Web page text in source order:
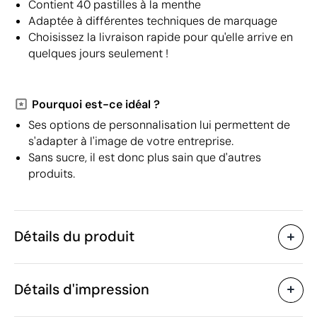
Contient 40 pastilles à la menthe
Adaptée à différentes techniques de marquage
Choisissez la livraison rapide pour qu'elle arrive en
quelques jours seulement !
Pourquoi est-ce idéal ?
Ses options de personnalisation lui permettent de
s'adapter à l'image de votre entreprise.
Sans sucre, il est donc plus sain que d'autres
produits.
Détails du produit
Caractéristiques
Code du produit
Détails d'impression